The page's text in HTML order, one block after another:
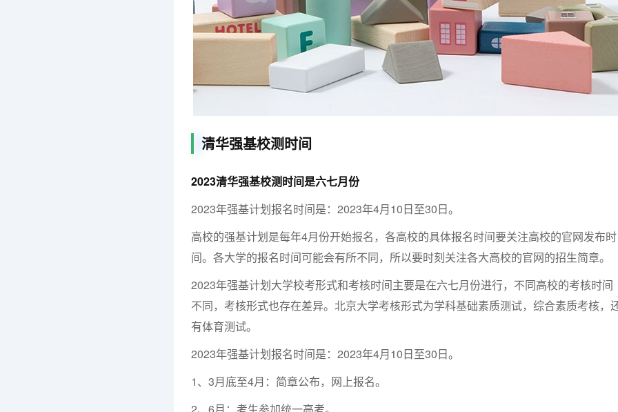
清华强基校测时间
2023清华强基校测时间是六七月份
2023年强基计划报名时间是：2023年4月10日至30日。
高校的强基计划是每年4月份开始报名，各高校的具体报名时间要关注高校的官网发布时
间。各大学的报名时间可能会有所不同，所以要时刻关注各大高校的官网的招生简章。
2023年强基计划大学校考形式和考核时间主要是在六七月份进行，不同高校的考核时间
不同，考核形式也存在差异。北京大学考核形式为学科基础素质测试，综合素质考核，
有体育测试。
2023年强基计划报名时间是：2023年4月10日至30日。
1、3月底至4月：简章公布，网上报名。